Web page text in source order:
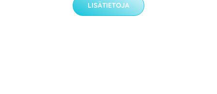
LISÄTIETOJA